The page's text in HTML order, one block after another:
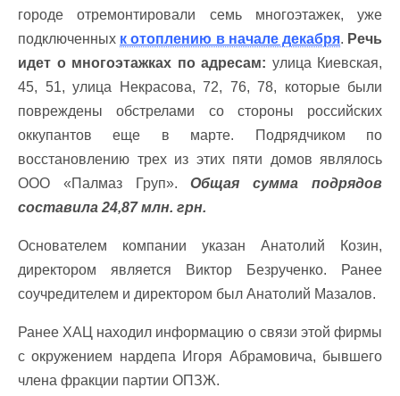
городе отремонтировали семь многоэтажек, уже
подключенных к отоплению в начале декабря. Речь
идет о многоэтажках по адресам: улица Киевская,
45, 51, улица Некрасова, 72, 76, 78, которые были
повреждены обстрелами со стороны российских
оккупантов еще в марте. Подрядчиком по
восстановлению трех из этих пяти домов являлось
ООО «Палмаз Груп». Общая сумма подрядов
составила 24,87 млн. грн.
Основателем компании указан Анатолий Козин,
директором является Виктор Безрученко. Ранее
соучредителем и директором был Анатолий Мазалов.
Ранее ХАЦ находил информацию о связи этой фирмы
с окружением нардепа Игоря Абрамовича, бывшего
члена фракции партии ОПЗЖ.